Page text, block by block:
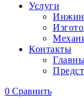
Услуги
Контакты
0 Сравнить